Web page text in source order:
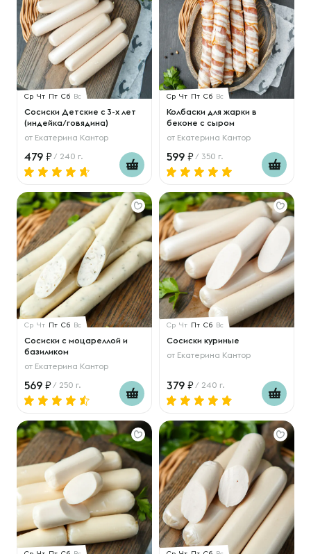
Ср Чт Пт Сб Вс
Сосиски Детские с 3-х лет
(индейка/говядина)
от Екатерина Кантор
479 / 240 г.
Ср Чт Пт Сб Вс
Колбаски для жарки в
беконе с сыром
от Екатерина Кантор
599 / 350 г.
Ср Чт Пт Сб Вс
Сосиски с моцареллой и
базиликом
от Екатерина Кантор
569 / 250 г.
Ср Чт Пт Сб Вс
Сосиски куриные
от Екатерина Кантор
379 / 240 г.